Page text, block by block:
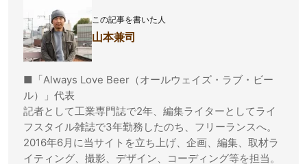
この記事を書いた人
山本兼司
■「Always Love Beer（オールウェイズ・ラブ・ビー
ル）」代表
記者として工業専門誌で2年、編集ライターとしてライ
フスタイル雑誌で3年勤務したのち、フリーランスへ。
2016年6月に当サイトを立ち上げ、企画、編集、取材ラ
イティング、撮影、デザイン、コーディング等を担当。